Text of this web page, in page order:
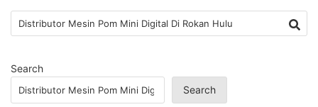
Search
for:
Search
Search